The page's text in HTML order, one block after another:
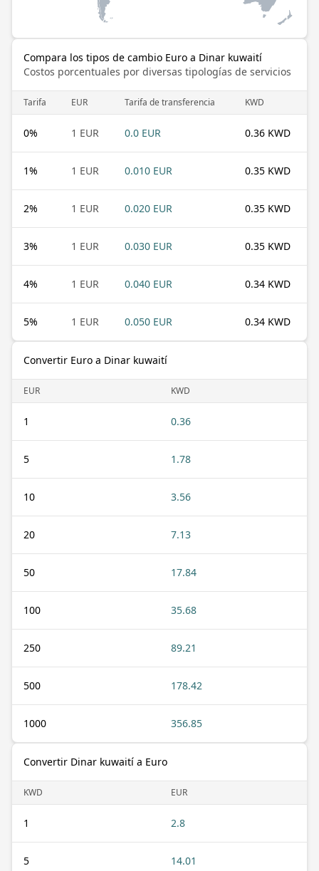
Compara los tipos de cambio Euro a Dinar kuwaití
Costos porcentuales por diversas tipologías de servicios
Tarifa EUR Tarifa de transferencia KWD
0% 1 EUR 0.0 EUR 0.36 KWD
1% 1 EUR 0.010 EUR 0.35 KWD
2% 1 EUR 0.020 EUR 0.35 KWD
3% 1 EUR 0.030 EUR 0.35 KWD
4% 1 EUR 0.040 EUR 0.34 KWD
5% 1 EUR 0.050 EUR 0.34 KWD
Convertir Euro a Dinar kuwaití
EUR KWD
1 0.36
5 1.78
10 3.56
20 7.13
50 17.84
100 35.68
250 89.21
500 178.42
1000 356.85
Convertir Dinar kuwaití a Euro
KWD EUR
1 2.8
5 14.01